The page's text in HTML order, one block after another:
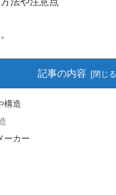
記事の内容
構造
ーカー